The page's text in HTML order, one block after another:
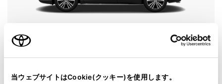
当ウェブサイトはCookie(クッキー)を使用します。
グレード